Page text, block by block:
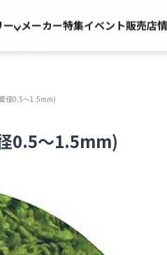
ー メーカー特集イベント販売店
径0.5～1.5mm)
0.5～1.5mm)